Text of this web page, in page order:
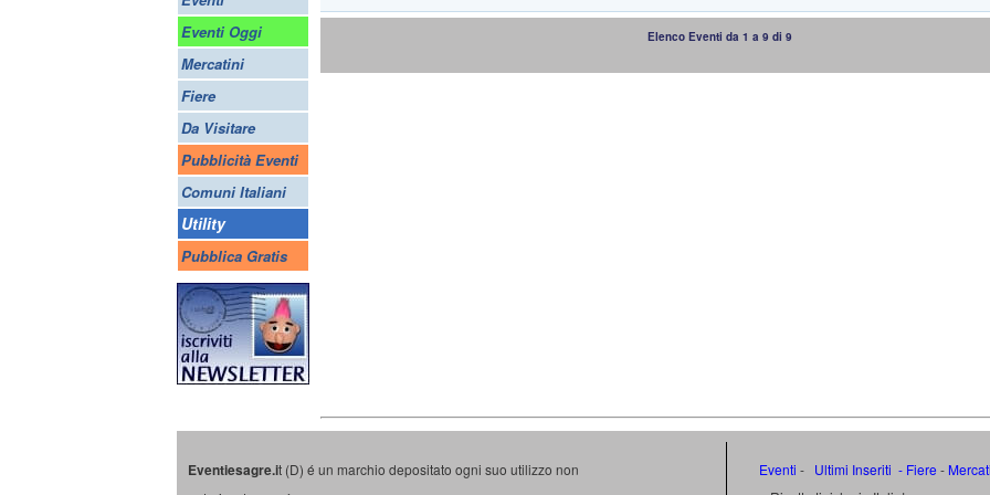
Eventi Oggi
Mercatini
Fiere
Da Visitare
Pubblicità Eventi
Comuni Italiani
Utility
Pubblica Gratis
Elenco Eventi da 1 a 9 di 9
Eventiesagre.it (D) é un marchio depositato ogni suo utilizzo non
Eventi - Ultimi Inseriti - Fiere -